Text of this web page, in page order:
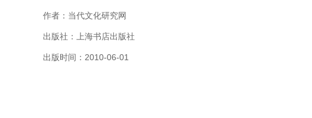
作者：当代文化研究网
出版社：上海书店出版社
出版时间：2010-06-01